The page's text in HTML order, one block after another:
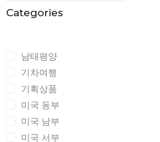
Categories
남태평양
기차여행
기획상품
미국 동부
미국 남부
미국 서부